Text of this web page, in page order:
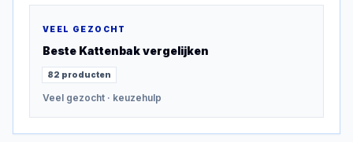
VEEL GEZOCHT
Beste Kattenbakvergelijken
82 producten
Veel gezocht · keuzehulp